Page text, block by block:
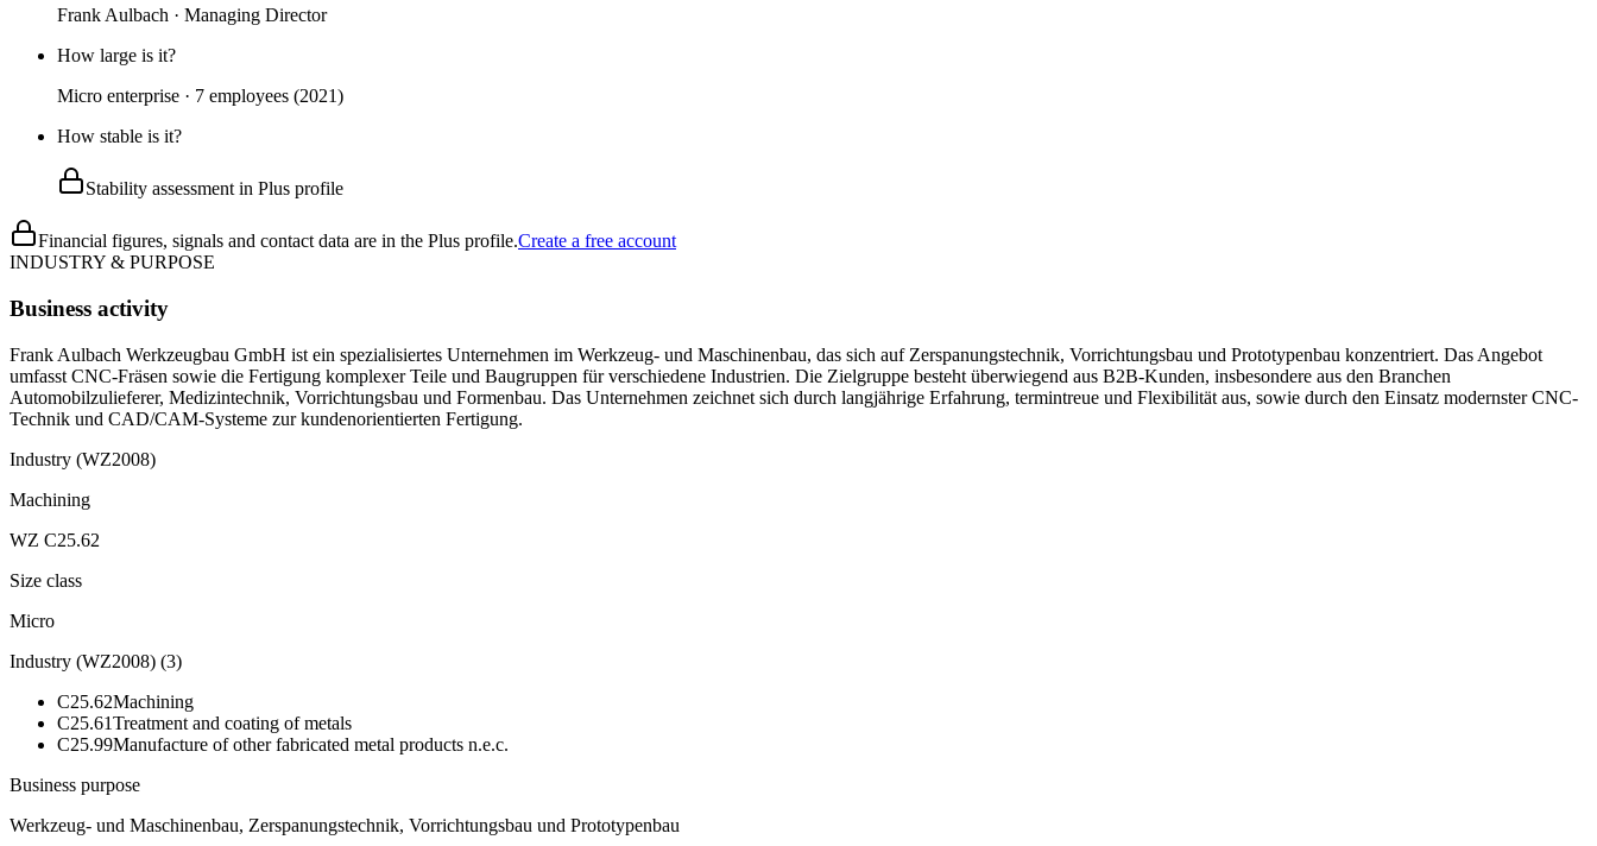
Frank Aulbach · Managing Director
How large is it?
Micro enterprise · 7 employees (2021)
How stable is it?
Stability assessment in Plus profile
Financial figures, signals and contact data are in the Plus profile.Create a free account
INDUSTRY & PURPOSE
Business activity
Frank Aulbach Werkzeugbau GmbH ist ein spezialisiertes Unternehmen im Werkzeug- und Maschinenbau, das sich auf Zerspanungstechnik, Vorrichtungsbau und Prototypenbau konzentriert. Das Angebot
umfasst CNC-Fräsen sowie die Fertigung komplexer Teile und Baugruppen für verschiedene Industrien. Die Zielgruppe besteht überwiegend aus B2B-Kunden, insbesondere aus den Branchen
Automobilzulieferer, Medizintechnik, Vorrichtungsbau und Formenbau. Das Unternehmen zeichnet sich durch langjährige Erfahrung, termintreue und Flexibilität aus, sowie durch den Einsatz modernster CNC-
Technik und CAD/CAM-Systeme zur kundenorientierten Fertigung.
Industry (WZ2008)
Machining
WZ C25.62
Size class
Micro
Industry (WZ2008) (3)
C25.62Machining
C25.61Treatment and coating of metals
C25.99Manufacture of other fabricated metal products n.e.c.
Business purpose
Werkzeug- und Maschinenbau, Zerspanungstechnik, Vorrichtungsbau und Prototypenbau